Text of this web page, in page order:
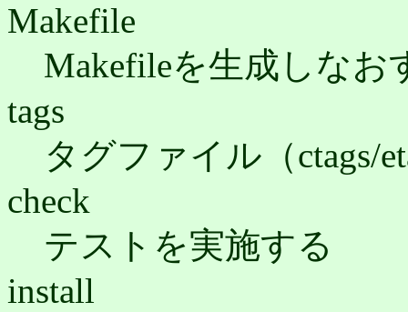
Makefile
Makefileを生成しなお
tags
タグファイル（ctags/
check
テストを実施する
install